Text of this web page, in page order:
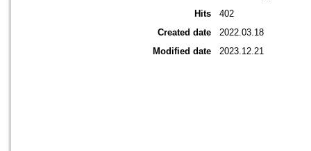
Hits
402
Created date
2022.03.18
Modified date
2023.12.21